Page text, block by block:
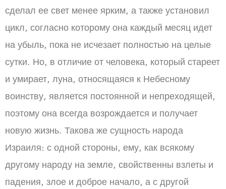
сделал ее свет менее ярким, а также установил
цикл, согласно которому она каждый месяц идет
на убыль, пока не исчезает полностью на целые
сутки. Но, в отличие от человека, который стареет
и умирает, луна, относящаяся к Небесному
воинству, является постоянной и непреходящей,
поэтому она всегда возрождается и получает
новую жизнь. Такова же сущность народа
Израиля: с одной стороны, ему, как всякому
другому народу на земле, свойственны взлеты и
падения, злое и доброе начало, а с другой